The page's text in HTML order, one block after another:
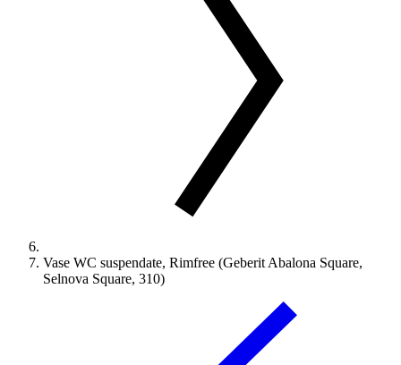
Vase WC suspendate, Rimfree (Geberit Abalona Square,
Selnova Square, 310)